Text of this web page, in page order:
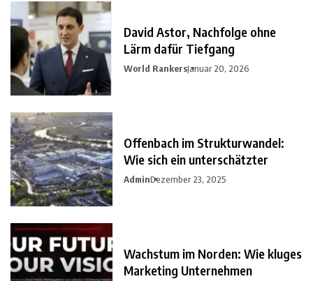
David Astor, Nachfolge ohne
Lärm dafür Tiefgang
World RankersJanuar 20, 2026
Offenbach im Strukturwandel:
Wie sich ein unterschätzter
AdminDezember 23, 2025
Wachstum im Norden: Wie kluges
Marketing Unternehmen